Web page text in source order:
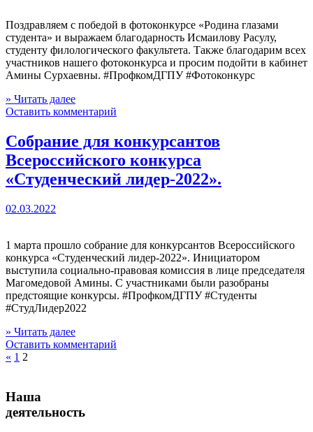
Поздравляем с победой в фотоконкурсе «Родина глазами
студента» и выражаем благодарность Исмаилову Расулу,
студенту филологического факультета. Также благодарим всех
участников нашего фотоконкурса и просим подойти в кабинет
Амины Сурхаевны. #ПрофкомДГПУ #Фотоконкурс
» Читать далее
Оставить комментарий
Собрание для конкурсантов
Всероссийского конкурса
«Студенческий лидер-2022».
02.03.2022
1 марта прошло собрание для конкурсантов Всероссийского
конкурса «Студенческий лидер-2022». Инициатором
выступила социально-правовая комиссия в лице председателя
Магомедовой Амины. С участниками были разобраны
предстоящие конкурсы. #ПрофкомДГПУ #Студенты
#СтудЛидер2022
» Читать далее
Оставить комментарий
« 1 2
Наша
деятельность